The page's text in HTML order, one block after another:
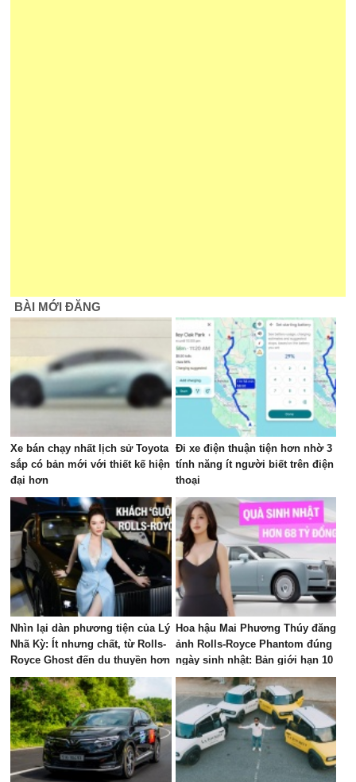
BÀI MỚI ĐĂNG
Xe bán chạy nhất lịch sử Toyota
sắp có bản mới với thiết kế hiện
đại hơn
Đi xe điện thuận tiện hơn nhờ 3
tính năng ít người biết trên điện
thoại
Nhìn lại dàn phương tiện của Lý
Nhã Kỳ: Ít nhưng chất, từ Rolls-
Royce Ghost đến du thuyền hơn
100 tỷ đồng
Hoa hậu Mai Phương Thúy đăng
ảnh Rolls-Royce Phantom đúng
ngày sinh nhật: Bản giới hạn 10
chiếc toàn cầu, giá quy đổi gần
68 tỷ đồng